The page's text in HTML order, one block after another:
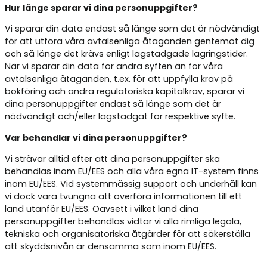
Hur länge sparar vi dina personuppgifter?
Vi sparar din data endast så länge som det är nödvändigt
för att utföra våra avtalsenliga åtaganden gentemot dig
och så länge det krävs enligt lagstadgade lagringstider.
När vi sparar din data för andra syften än för våra
avtalsenliga åtaganden, t.ex. för att uppfylla krav på
bokföring och andra regulatoriska kapitalkrav, sparar vi
dina personuppgifter endast så länge som det är
nödvändigt och/eller lagstadgat för respektive syfte.
Var behandlar vi dina personuppgifter?
Vi strävar alltid efter att dina personuppgifter ska
behandlas inom EU/EES och alla våra egna IT-system finns
inom EU/EES. Vid systemmässig support och underhåll kan
vi dock vara tvungna att överföra informationen till ett
land utanför EU/EES. Oavsett i vilket land dina
personuppgifter behandlas vidtar vi alla rimliga legala,
tekniska och organisatoriska åtgärder för att säkerställa
att skyddsnivån är densamma som inom EU/EES.